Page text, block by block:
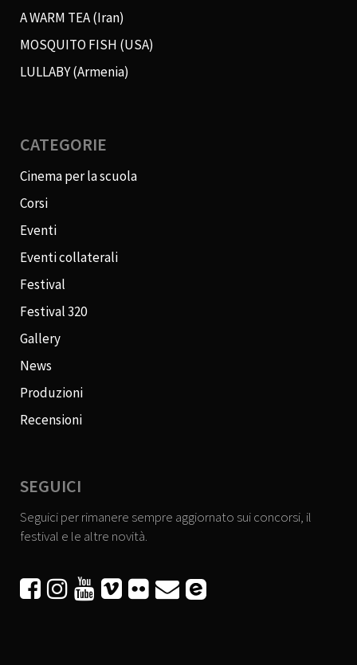
A WARM TEA (Iran)
MOSQUITO FISH (USA)
LULLABY (Armenia)
CATEGORIE
Cinema per la scuola
Corsi
Eventi
Eventi collaterali
Festival
Festival 320
Gallery
News
Produzioni
Recensioni
SEGUICI
Seguici per rimanere sempre aggiornato sui concorsi, il
festival e le altre novità.
     